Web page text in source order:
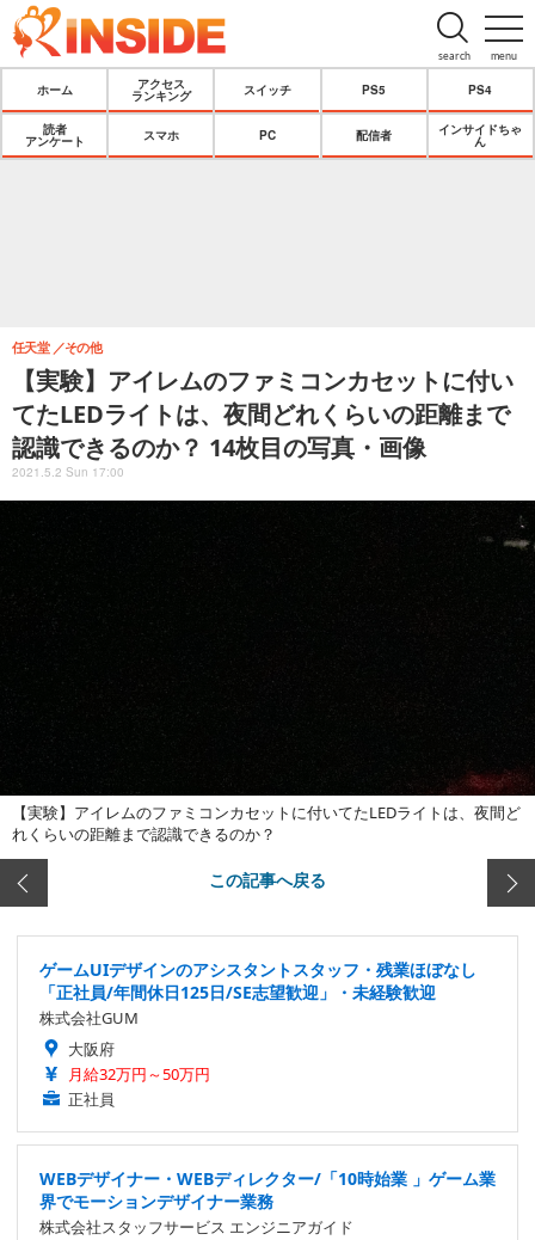
menu
search
ホーム
アクセス
ランキング
スイッチ PS5 PS4
読者
アンケート
スマホ PC 配信者
インサイドちゃ
ん
【実験】アイレムのファミコンカセットに付い
てたLEDライトは、夜間どれくらいの距離まで
認識できるのか？ 14枚目の写真・画像
任天堂 その他
2021.5.2 Sun 17:00
【実験】アイレムのファミコンカセットに付いてたLEDライトは、夜間ど
れくらいの距離まで認識できるのか？
この記事へ戻る
ゲームUIデザインのアシスタントスタッフ・残業ほぼなし
「正社員/年間休日125日/SE志望歓迎」・未経験歓迎
株式会社GUM
大阪府
月給32万円～50万円
正社員
WEBデザイナー・WEBディレクター/「10時始業 」ゲーム業
界でモーションデザイナー業務
株式会社スタッフサービス エンジニアガイド